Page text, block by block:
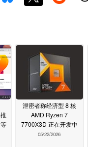
泄密者称经济型 8 核
AMD Ryzen 7
7700X3D 正在开发中
05/22/2026